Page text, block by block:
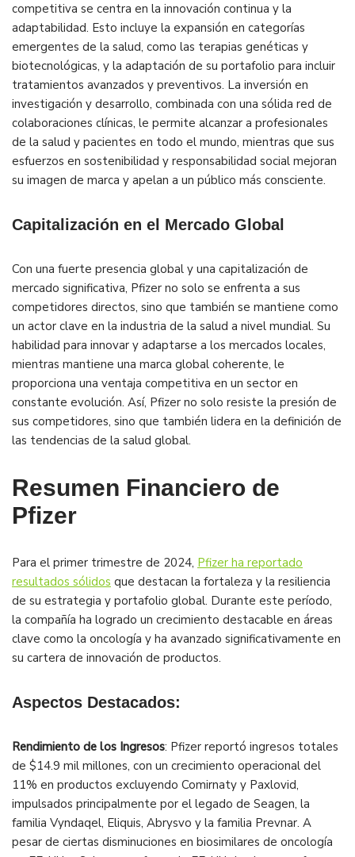
competitiva se centra en la innovación continua y la
adaptabilidad. Esto incluye la expansión en categorías
emergentes de la salud, como las terapias genéticas y
biotecnológicas, y la adaptación de su portafolio para incluir
tratamientos avanzados y preventivos. La inversión en
investigación y desarrollo, combinada con una sólida red de
colaboraciones clínicas, le permite alcanzar a profesionales
de la salud y pacientes en todo el mundo, mientras que sus
esfuerzos en sostenibilidad y responsabilidad social mejoran
su imagen de marca y apelan a un público más consciente.
Capitalización en el Mercado Global
Con una fuerte presencia global y una capitalización de
mercado significativa, Pfizer no solo se enfrenta a sus
competidores directos, sino que también se mantiene como
un actor clave en la industria de la salud a nivel mundial. Su
habilidad para innovar y adaptarse a los mercados locales,
mientras mantiene una marca global coherente, le
proporciona una ventaja competitiva en un sector en
constante evolución. Así, Pfizer no solo resiste la presión de
sus competidores, sino que también lidera en la definición de
las tendencias de la salud global.
Resumen Financiero de
Pfizer
Para el primer trimestre de 2024, Pfizer ha reportado
resultados sólidos que destacan la fortaleza y la resiliencia
de su estrategia y portafolio global. Durante este período,
la compañía ha logrado un crecimiento destacable en áreas
clave como la oncología y ha avanzado significativamente en
su cartera de innovación de productos.
Aspectos Destacados:
Rendimiento de los Ingresos: Pfizer reportó ingresos totales
de $14.9 mil millones, con un crecimiento operacional del
11% en productos excluyendo Comirnaty y Paxlovid,
impulsados principalmente por el legado de Seagen, la
familia Vyndaqel, Eliquis, Abrysvo y la familia Prevnar. A
pesar de ciertas disminuciones en biosimilares de oncología